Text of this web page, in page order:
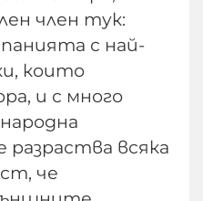
член тук:
с най-
които
и с много
всяка
че